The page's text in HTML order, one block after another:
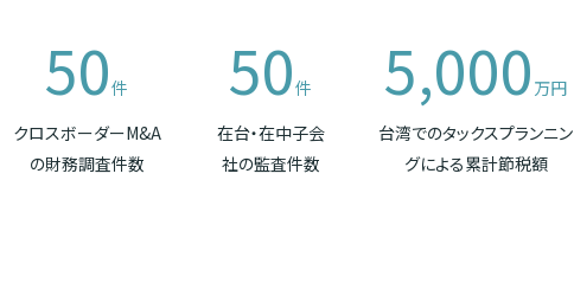
50件
クロスボーダーM&A
の財務調査件数
50件
在台・在中子会
社の監査件数
5,000 万円
台湾でのタックスプランニン
グによる累計節税額